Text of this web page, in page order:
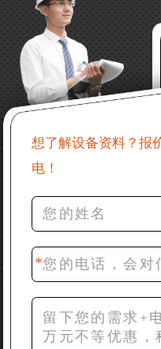
16分钟前 程先生：破
么售后服务？
22分钟前 郑女士：想
31分钟前 吴先生：成套
产品资料
36分钟前 罗先生：每小
42分钟前 梁先生：膨
备？
想了解设备资料？报
电！